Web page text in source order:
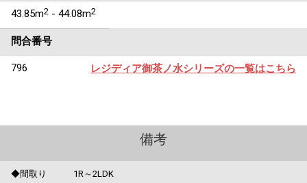
43.85m2 - 44.08m2
問合番号
796 レジディア御茶ノ水シリーズの一覧はこちら
備考
◆間取り 1R～2LDK